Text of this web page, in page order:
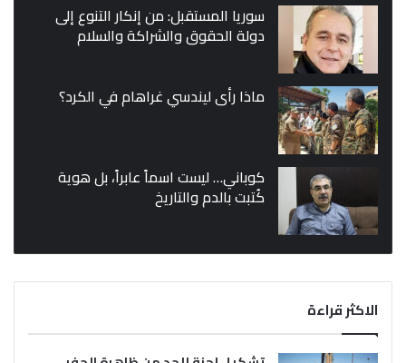
سوريا المستقبل: من إنكار التنوع إلى
دولة الحقوق والشراكة والسلام
ماذا رأى ليندسي غراهام في الكرد؟
كوباني… ليست اسماً عابراً، بل هوية
كُتبت بالدم والتاريخ
الاكثر قراءة